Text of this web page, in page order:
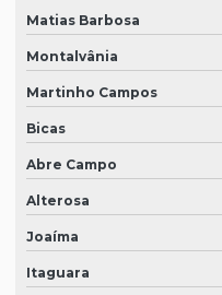
Matias Barbosa
Montalvânia
Martinho Campos
Bicas
Abre Campo
Alterosa
Joaíma
Itaguara